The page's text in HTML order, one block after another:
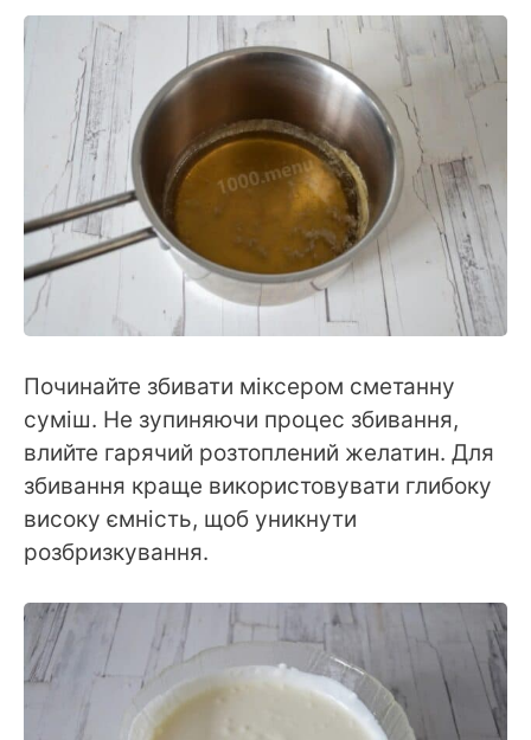
Починайте збивати міксером сметанну
суміш. Не зупиняючи процес збивання,
влийте гарячий розтоплений желатин. Для
збивання краще використовувати глибоку
високу ємність, щоб уникнути
розбризкування.